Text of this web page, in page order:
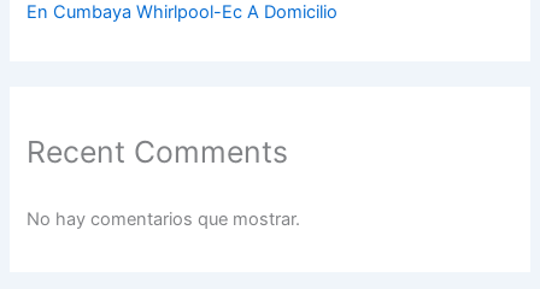
En Cumbaya Whirlpool-Ec A Domicilio
Recent Comments
No hay comentarios que mostrar.